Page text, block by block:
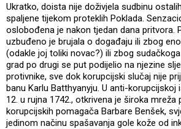
Ukratko, doista nije doživjela sudbinu
spaljene tijekom proteklih Poklada.
oslobođena je nakon tjedan dana pritvora.
uzbuđeno je brujala o događaju ili zbog
(odakle joj toliki novac?) ili zbog
grad po drugi se put podijelio na njezine
protivnike, sve dok korupcijski slučaj nije
banu Karlu Batthyanyju. U anti-korupcijskoj
12. u rujna 1742., otkrivena je široka mreža
korupcijskih pomagača Barbare Benšek,
jedinom načinu spašavanja gole kože od